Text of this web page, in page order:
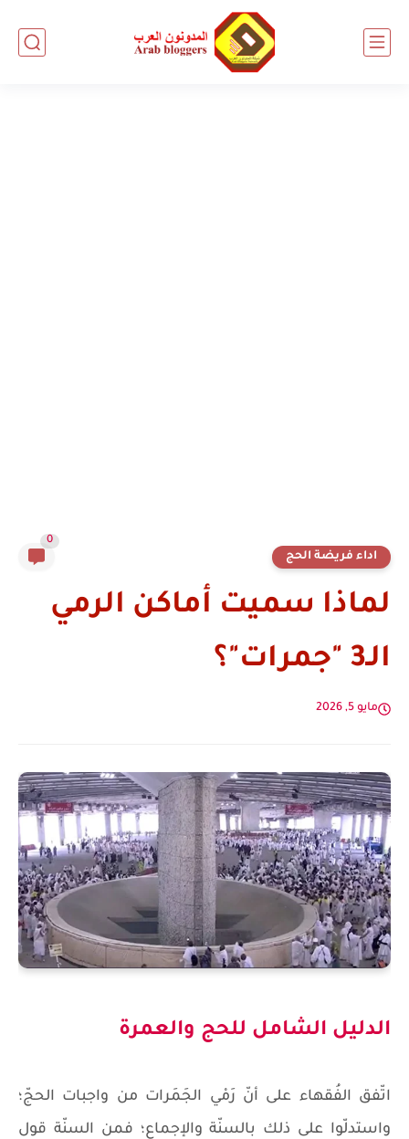
اداء فريضة الحج
0
لماذا سميت أماكن الرمي
الـ3 "جمرات"؟
مايو 5, 2026
الدليل الشامل للحج والعمرة
اتّفق الفُقهاء على أنّ رَمْي الجَمَرات من واجبات الحجّ؛
واستدلّوا على ذلك بالسنّة والإجماع؛ فمن السنّة قول